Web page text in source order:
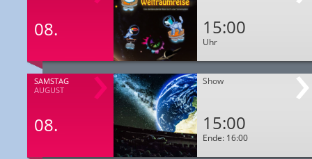
08. 15:00
Uhr
SAMSTAG
AUGUST
08.
Show
15:00
Ende: 16:00